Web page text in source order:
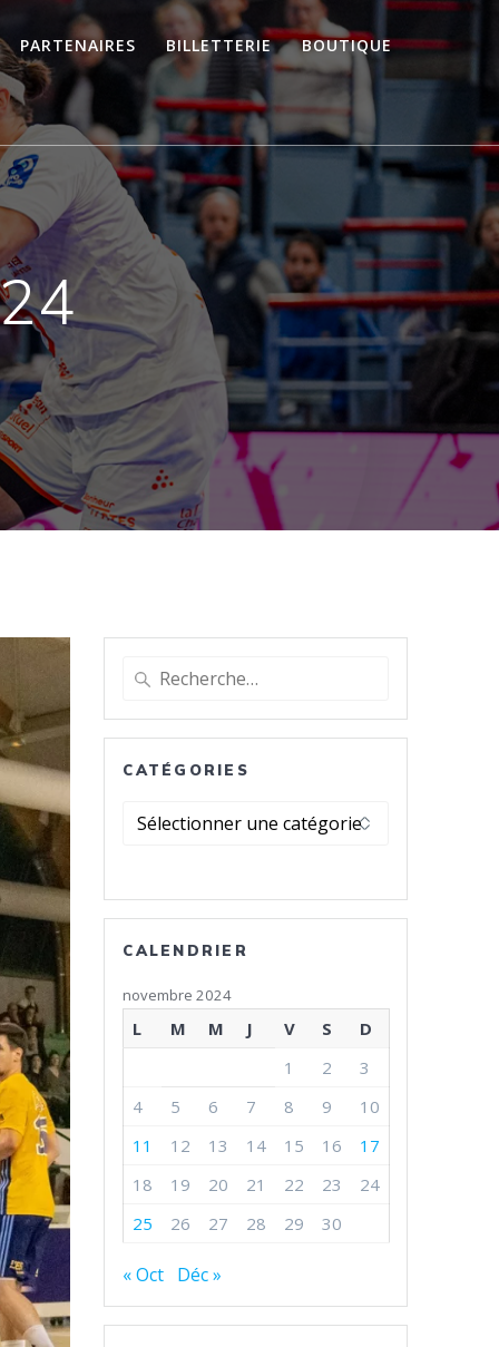
PARTENAIRES BILLETTERIE BOUTIQUE
Recherche
:
CATÉGORIES
Catégories
CALENDRIER
novembre 2024
L M M J V S
D
1
2
3
4
5 6 7 8 9
10
11
12 13 14 15 16
17
18
19 20 21 22 23
24
25
26 27 28 29 30
« Oct Déc »